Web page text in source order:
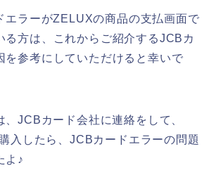
エラーがZELUXの商品の支払画面で
る方は、これからご紹介するJCBカ
を参考にしていただけると幸いで
、JCBカード会社に連絡をして、
入したら、JCBカードエラーの問題
よ♪